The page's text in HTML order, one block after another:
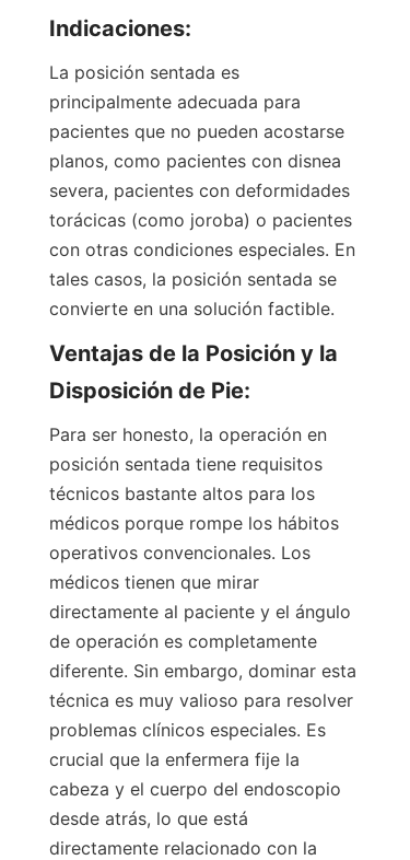
Indicaciones:
La posición sentada es
principalmente adecuada para
pacientes que no pueden acostarse
planos, como pacientes con disnea
severa, pacientes con deformidades
torácicas (como joroba) o pacientes
con otras condiciones especiales. En
tales casos, la posición sentada se
convierte en una solución factible.
Ventajas de la Posición y la
Disposición de Pie:
Para ser honesto, la operación en
posición sentada tiene requisitos
técnicos bastante altos para los
médicos porque rompe los hábitos
operativos convencionales. Los
médicos tienen que mirar
directamente al paciente y el ángulo
de operación es completamente
diferente. Sin embargo, dominar esta
técnica es muy valioso para resolver
problemas clínicos especiales. Es
crucial que la enfermera fije la
cabeza y el cuerpo del endoscopio
desde atrás, lo que está
directamente relacionado con la